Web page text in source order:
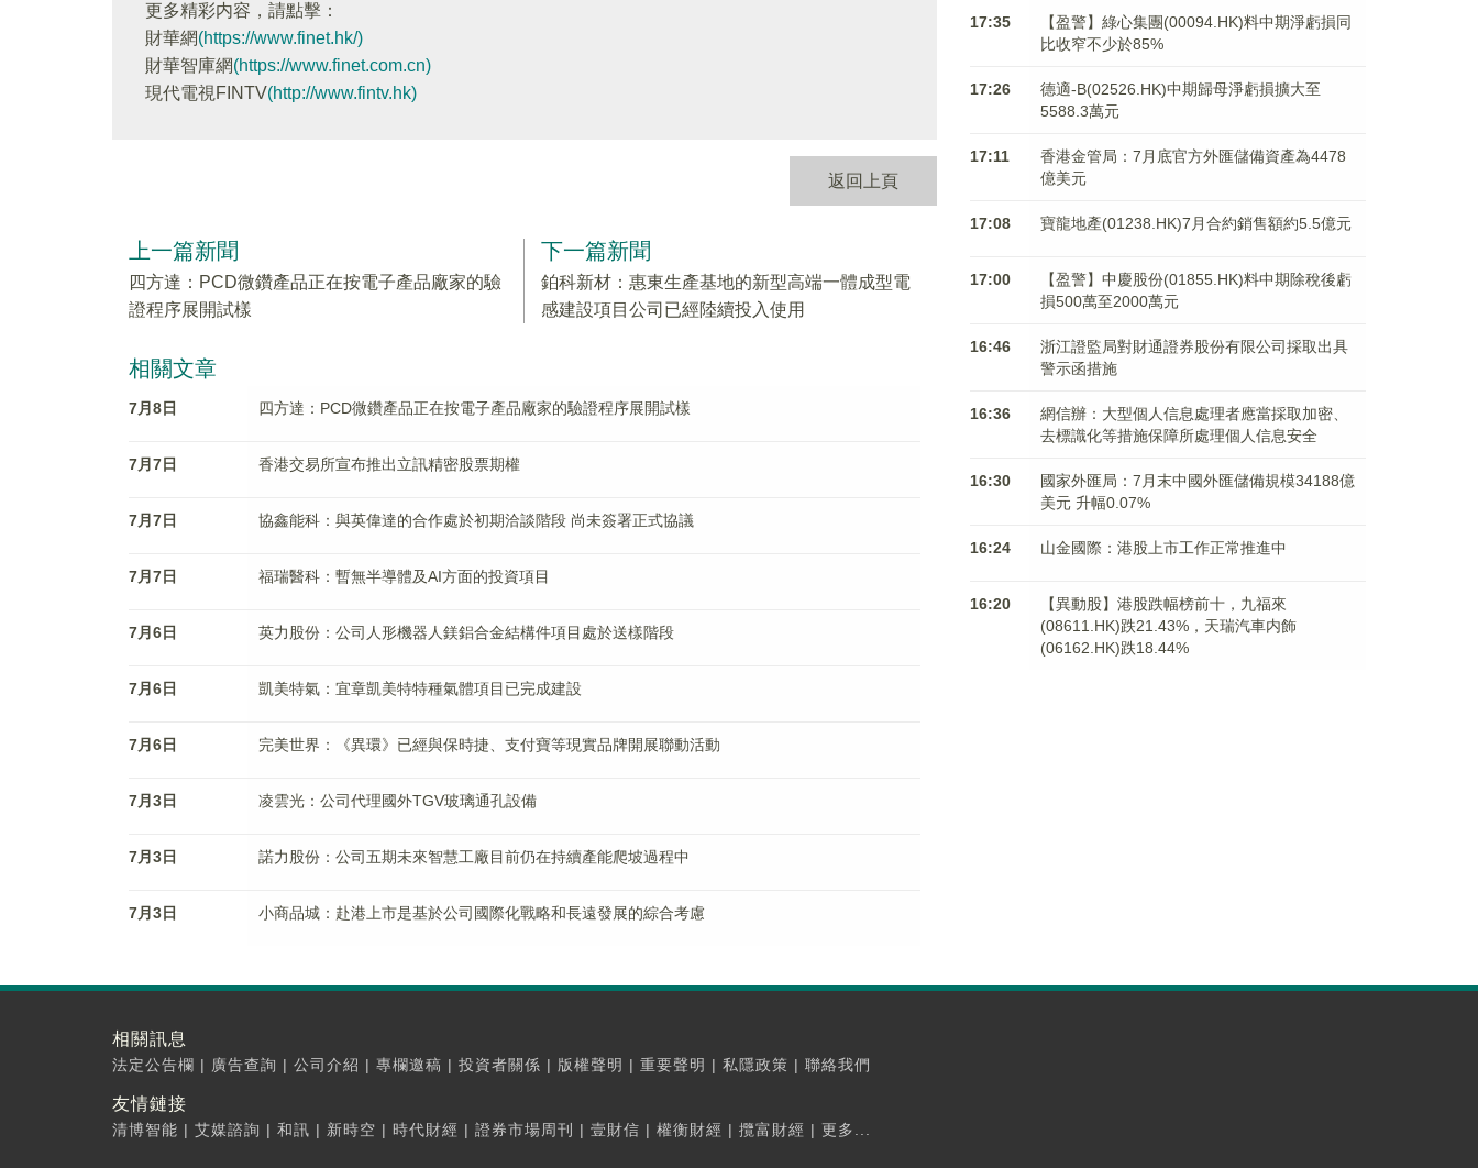
更多精彩内容，請點擊：
財華網(https://www.finet.hk/)
財華智庫網(https://www.finet.com.cn)
現代電視FINTV(http://www.fintv.hk)
返回上頁
上一篇新聞
四方達：PCD微鑽產品正在按電子產品廠家的驗
證程序展開試樣
下一篇新聞
鉑科新材：惠東生產基地的新型高端一體成型電
感建設項目公司已經陸續投入使用
相關文章
7月8日 四方達：PCD微鑽產品正在按電子產品廠家的驗證程序展開試樣
7月7日 香港交易所宣布推出立訊精密股票期權
7月7日 協鑫能科：與英偉達的合作處於初期洽談階段 尚未簽署正式協議
7月7日 福瑞醫科：暫無半導體及AI方面的投資項目
7月6日 英力股份：公司人形機器人鎂鋁合金結構件項目處於送樣階段
7月6日 凱美特氣：宜章凱美特特種氣體項目已完成建設
7月6日 完美世界：《異環》已經與保時捷、支付寶等現實品牌開展聯動活動
7月3日 凌雲光：公司代理國外TGV玻璃通孔設備
7月3日 諾力股份：公司五期未來智慧工廠目前仍在持續產能爬坡過程中
7月3日 小商品城：赴港上市是基於公司國際化戰略和長遠發展的綜合考慮
17:35
【盈警】綠心集團(00094.HK)料中期淨虧損同
比收窄不少於85%
17:26
德適-B(02526.HK)中期歸母淨虧損擴大至
5588.3萬元
17:11
香港金管局：7月底官方外匯儲備資產為4478
億美元
17:08 寶龍地產(01238.HK)7月合約銷售額約5.5億元
17:00
【盈警】中慶股份(01855.HK)料中期除稅後虧
損500萬至2000萬元
16:46
浙江證監局對財通證券股份有限公司採取出具
警示函措施
16:36
網信辦：大型個人信息處理者應當採取加密、
去標識化等措施保障所處理個人信息安全
16:30
國家外匯局：7月末中國外匯儲備規模34188億
美元 升幅0.07%
16:24 山金國際：港股上市工作正常推進中
16:20
【異動股】港股跌幅榜前十，九福來
(08611.HK)跌21.43%，天瑞汽車内飾
(06162.HK)跌18.44%
相關訊息
法定公告欄 | 廣告查詢 | 公司介紹 | 專欄邀稿 | 投資者關係 | 版權聲明 | 重要聲明 | 私隱政策 | 聯絡我們
友情鏈接
清博智能 | 艾媒諮詢 | 和訊 | 新時空 | 時代財經 | 證券市場周刊 | 壹財信 | 權衡財經 | 攬富財經 | 更多...